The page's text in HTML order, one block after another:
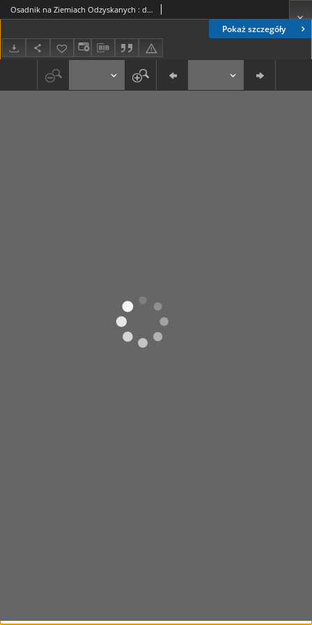
Pokaż szczegóły
Osadnik na Ziemiach Odzyskanych : dwutygodnik poświęcony sprawom osadnictwa. R. 3, nr 5=36 (10 marca 1948)